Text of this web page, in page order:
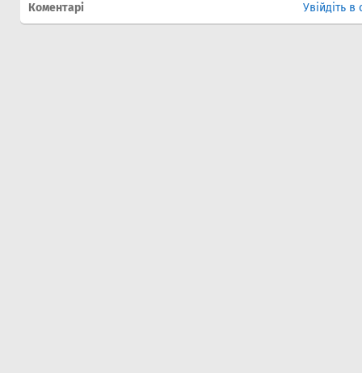
Коментарі Увійдіть в